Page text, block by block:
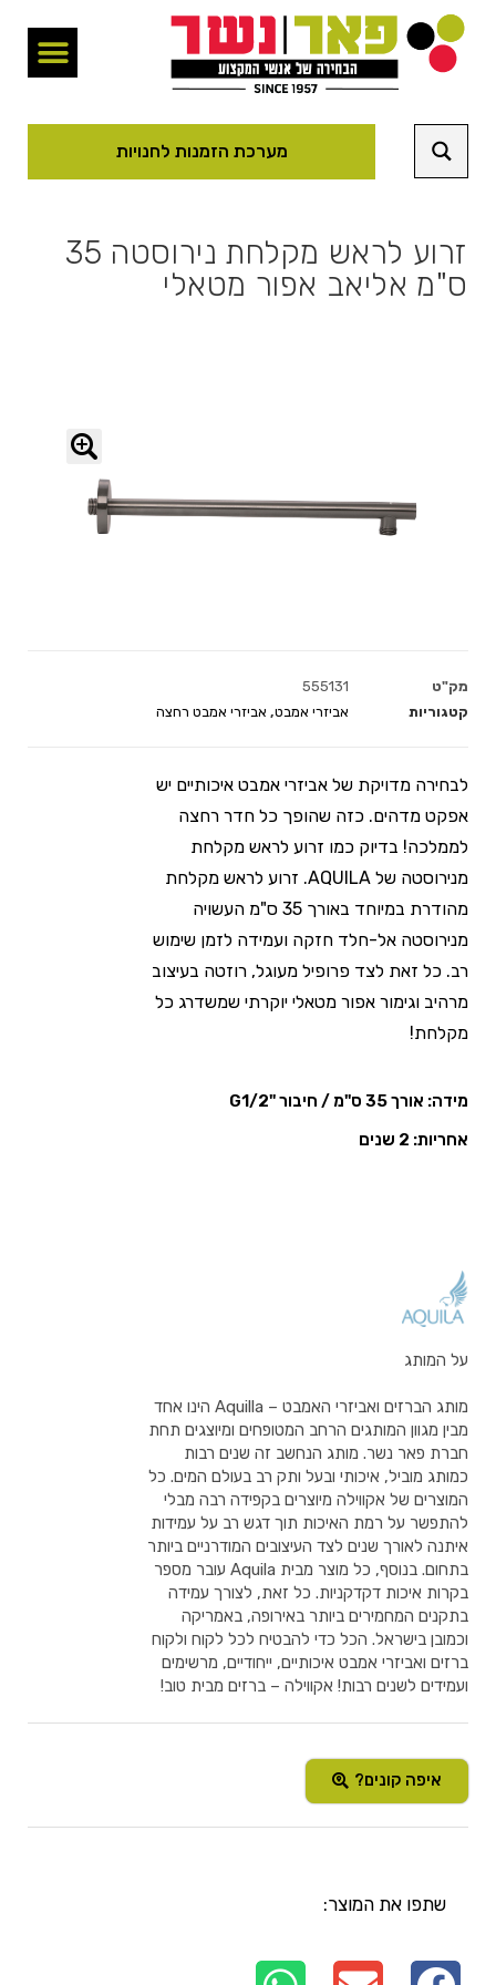
מערכת הזמנות לחנויות
זרוע לראש מקלחת נירוסטה 35
ס"מ אליאב אפור מטאלי
מק"ט
555131
קטגוריות
אביזרי אמבט, אביזרי אמבט רחצה
לבחירה מדויקת של אביזרי אמבט איכותיים יש
אפקט מדהים. כזה שהופך כל חדר רחצה
לממלכה! בדיוק כמו זרוע לראש מקלחת
מנירוסטה של AQUILA. זרוע לראש מקלחת
מהודרת במיוחד באורך 35 ס"מ העשויה
מנירוסטה אל-חלד חזקה ועמידה לזמן שימוש
רב. כל זאת לצד פרופיל מעוגל, רוזטה בעיצוב
מרהיב וגימור אפור מטאלי יוקרתי שמשדרג כל
מקלחת!
מידה: אורך 35 ס"מ / חיבור "G1/2
אחריות: 2 שנים
על המותג
מותג הברזים ואביזרי האמבט – Aquilla הינו אחד
מבין מגוון המותגים הרחב המטופחים ומיוצגים תחת
חברת פאר נשר. מותג הנחשב זה שנים רבות
כמותג מוביל, איכותי ובעל ותק רב בעולם המים. כל
המוצרים של אקווילה מיוצרים בקפידה רבה מבלי
להתפשר על רמת האיכות תוך דגש רב על עמידות
איתנה לאורך שנים לצד העיצובים המודרניים ביותר
בתחום. בנוסף, כל מוצר מבית Aquila עובר מספר
בקרות איכות דקדקניות. כל זאת, לצורך עמידה
בתקנים המחמירים ביותר באירופה, באמריקה
וכמובן בישראל. הכל כדי להבטיח לכל לקוח ולקוח
ברזים ואביזרי אמבט איכותיים, ייחודיים, מרשימים
ועמידים לשנים רבות! אקווילה – ברזים מבית טוב!
איפה קונים?
שתפו את המוצר: